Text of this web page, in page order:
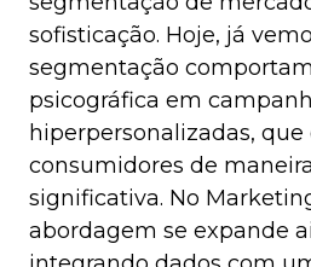
sofisticação. Hoje, já
segmentação
psicográfica em
hiperpersonalizadas,
consumidores de
significativa. No
abordagem se expande